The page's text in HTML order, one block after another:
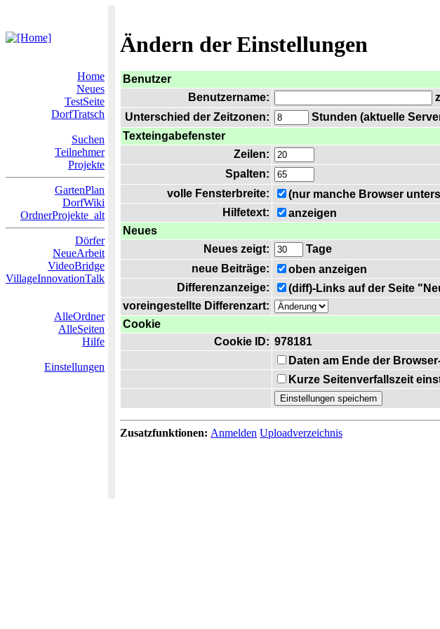
Ändern der Einstellungen
Home
Neues
TestSeite
DorfTratsch
Suchen
Teilnehmer
Projekte
GartenPlan
DorfWiki
OrdnerProjekte_alt
Dörfer
NeueArbeit
VideoBridge
VillageInnovationTalk
AlleOrdner
AlleSeiten
Hilfe
Einstellungen
Benutzer
Benutzername:
Unterschied der Zeitzonen:
Stunden (aktuelle
Texteingabefenster
Zeilen:
Spalten:
volle Fensterbreite:
(nur manche Browser
Hilfetext:
anzeigen
Neues
Neues zeigt:
Tage
neue Beiträge:
oben anzeigen
Differenzanzeige:
(diff)-Links auf der Seite
voreingestellte Differenzart:
Cookie
Cookie ID: 978181
Daten am Ende der
Kurze Seitenverfallszeit
Zusatzfunktionen: Anmelden Uploadverzeichnis